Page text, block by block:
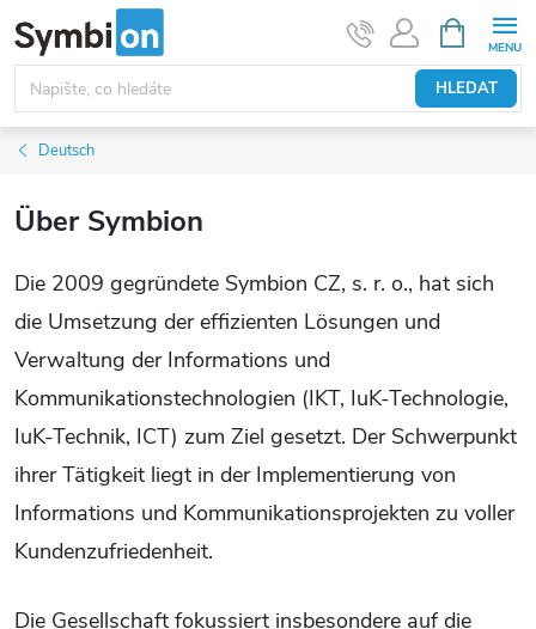
na
obsah
HLEDAT
NÁKUPNÍ
KOŠÍK
Deutsch
Über Symbion
Die 2009 gegründete Symbion CZ, s. r. o., hat sich
die Umsetzung der effizienten Lösungen und
Verwaltung der Informations und
Kommunikationstechnologien (IKT, IuK-Technologie,
IuK-Technik, ICT) zum Ziel gesetzt. Der Schwerpunkt
ihrer Tätigkeit liegt in der Implementierung von
Informations und Kommunikationsprojekten zu voller
Kundenzufriedenheit.
Die Gesellschaft fokussiert insbesondere auf die